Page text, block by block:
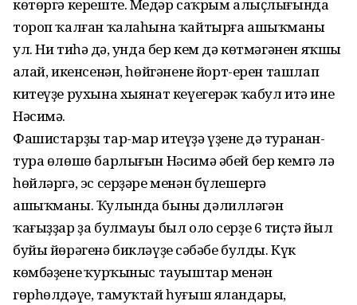
көтөргә кереште. Меңдәр саҡрым алыҫлығында
тороп ҡалған ҡалаһына ҡайтырға ашыҡманы
ул. Ни тиһәң дә, унда бер кем дә көтмәгәнен яҡшы
аңлай, икенсенән, һөйгәненең йорт-ерен ташлап
китеүҙе рухына хыянат кеүегерәк ҡабул итә ине
Нәсимә.
Фашистарҙы тар-мар итеүҙә үҙенең дә туранан-
тура өлөшө барлығын Нәсимә әбей бер кемгә лә
һөйләргә, эс серҙәре менән бүлешергә
ашыҡманы. Ҡулында быны дәлилләгән
ҡағыҙҙар ҙа булмауы был оло серҙе 6 тиҫтә йыл
буйы йөрәгенә бикләүҙең сәбәбе булды. Күк
көмбәҙенең ҡурҡыныс тауыштар менән
гөрһөлдәүе, тамуҡтай һуғыш яландары,